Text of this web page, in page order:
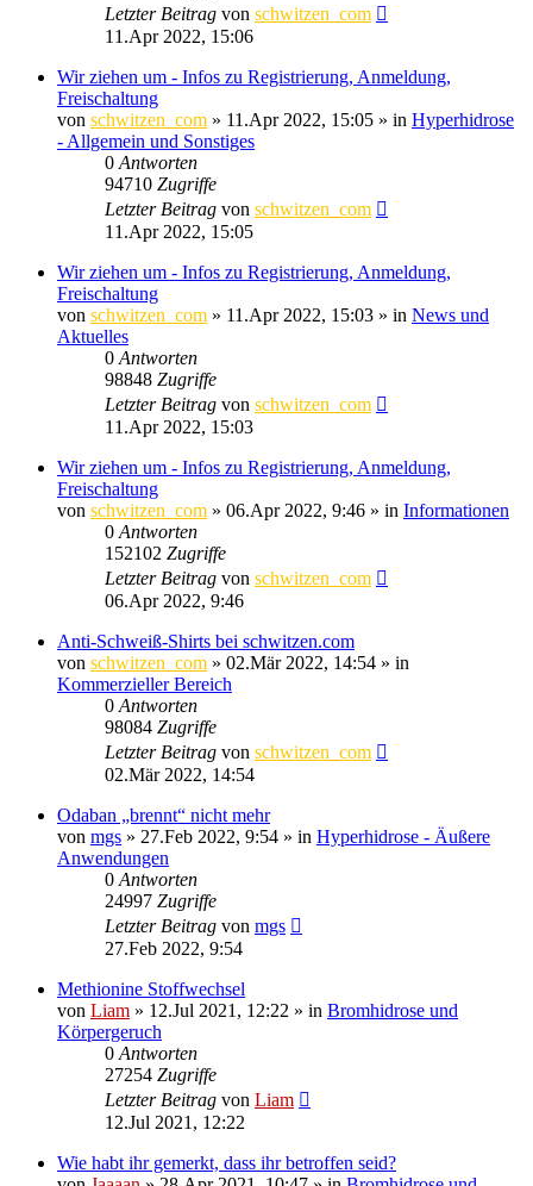
Letzter Beitrag von schwitzen_com
11.Apr 2022, 15:06
Wir ziehen um - Infos zu Registrierung, Anmeldung,
Freischaltung
von schwitzen_com » 11.Apr 2022, 15:05 » in Hyperhidrose
- Allgemein und Sonstiges
0 Antworten
94710 Zugriffe
Letzter Beitrag von schwitzen_com
11.Apr 2022, 15:05
Wir ziehen um - Infos zu Registrierung, Anmeldung,
Freischaltung
von schwitzen_com » 11.Apr 2022, 15:03 » in News und
Aktuelles
0 Antworten
98848 Zugriffe
Letzter Beitrag von schwitzen_com
11.Apr 2022, 15:03
Wir ziehen um - Infos zu Registrierung, Anmeldung,
Freischaltung
von schwitzen_com » 06.Apr 2022, 9:46 » in Informationen
0 Antworten
152102 Zugriffe
Letzter Beitrag von schwitzen_com
06.Apr 2022, 9:46
Anti-Schweiß-Shirts bei schwitzen.com
von schwitzen_com » 02.Mär 2022, 14:54 » in
Kommerzieller Bereich
0 Antworten
98084 Zugriffe
Letzter Beitrag von schwitzen_com
02.Mär 2022, 14:54
Odaban „brennt“ nicht mehr
von mgs » 27.Feb 2022, 9:54 » in Hyperhidrose - Äußere
Anwendungen
0 Antworten
24997 Zugriffe
Letzter Beitrag von mgs
27.Feb 2022, 9:54
Methionine Stoffwechsel
von Liam » 12.Jul 2021, 12:22 » in Bromhidrose und
Körpergeruch
0 Antworten
27254 Zugriffe
Letzter Beitrag von Liam
12.Jul 2021, 12:22
Wie habt ihr gemerkt, dass ihr betroffen seid?